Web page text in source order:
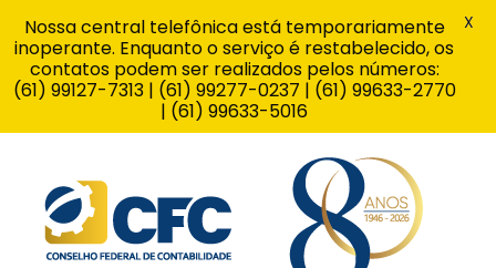
Nossa central telefônica está temporariamente
inoperante. Enquanto o serviço é restabelecido, os
contatos podem ser realizados pelos números:
(61) 99127-7313 | (61) 99277-0237 | (61) 99633-2770
| (61) 99633-5016
X